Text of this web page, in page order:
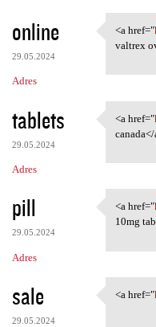
online
29.05.2024
Adres
<a
<a href="
valtrex
tablets
29.05.2024
Adres
<a
<a href="
canada</
pill
29.05.2024
Adres
<a
<a href="
10mg
sale
29.05.2024
<a
<a href="